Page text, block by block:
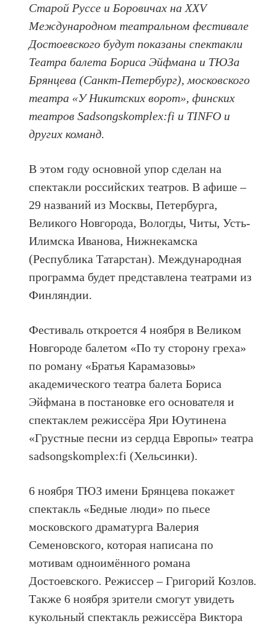
Старой Руссе и Боровичах на XXV
Международном театральном фестивале
Достоевского будут показаны спектакли
Театра балета Бориса Эйфмана и ТЮЗа
Брянцева (Санкт-Петербург), московского
театра «У Никитских ворот», финских
театров Sadsongskomplex:fi и TINFO и
других команд.
В этом году основной упор сделан на
спектакли российских театров. В афише –
29 названий из Москвы, Петербурга,
Великого Новгорода, Вологды, Читы, Усть-
Илимска Иванова, Нижнекамска
(Республика Татарстан). Международная
программа будет представлена театрами из
Финляндии.
Фестиваль откроется 4 ноября в Великом
Новгороде балетом «По ту сторону греха»
по роману «Братья Карамазовы»
академического театра балета Бориса
Эйфмана в постановке его основателя и
спектаклем режиссёра Яри Юутинена
«Грустные песни из сердца Европы» театра
sadsongskomplex:fi (Хельсинки).
6 ноября ТЮЗ имени Брянцева покажет
спектакль «Бедные люди» по пьесе
московского драматурга Валерия
Семеновского, которая написана по
мотивам одноимённого романа
Достоевского. Режиссер – Григорий Козлов.
Также 6 ноября зрители смогут увидеть
кукольный спектакль режиссёра Виктора